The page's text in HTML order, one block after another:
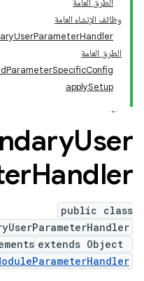
الطرق العامة
وظائف الإنشاء العامة
الطرق العامة
applySetup
User
Handler
public class
extends Object